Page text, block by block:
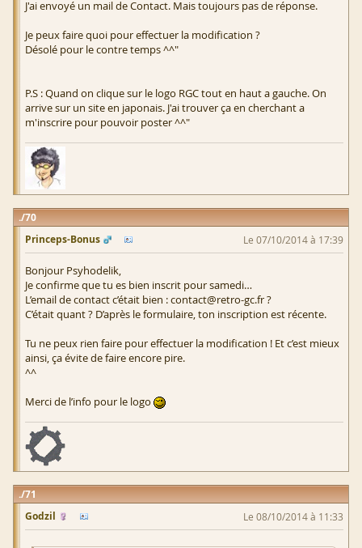
J'ai envoyé un mail de Contact. Mais toujours pas de réponse.
Je peux faire quoi pour effectuer la modification ?
Désolé pour le contre temps ^^"
P.S : Quand on clique sur le logo RGC tout en haut a gauche. On
arrive sur un site en japonais. J'ai trouver ça en cherchant a
m'inscrire pour pouvoir poster ^^"
70
Princeps-Bonus
Le 07/10/2014 à 17:39
Bonjour Psyhodelik,
Je confirme que tu es bien inscrit pour samedi…
L’email de contact c’était bien : contact@retro-gc.fr ?
C’était quant ? D’après le formulaire, ton inscription est récente.
Tu ne peux rien faire pour effectuer la modification ! Et c’est mieux
ainsi, ça évite de faire encore pire.
^^
Merci de l’info pour le logo
71
Godzil
Le 08/10/2014 à 11:33